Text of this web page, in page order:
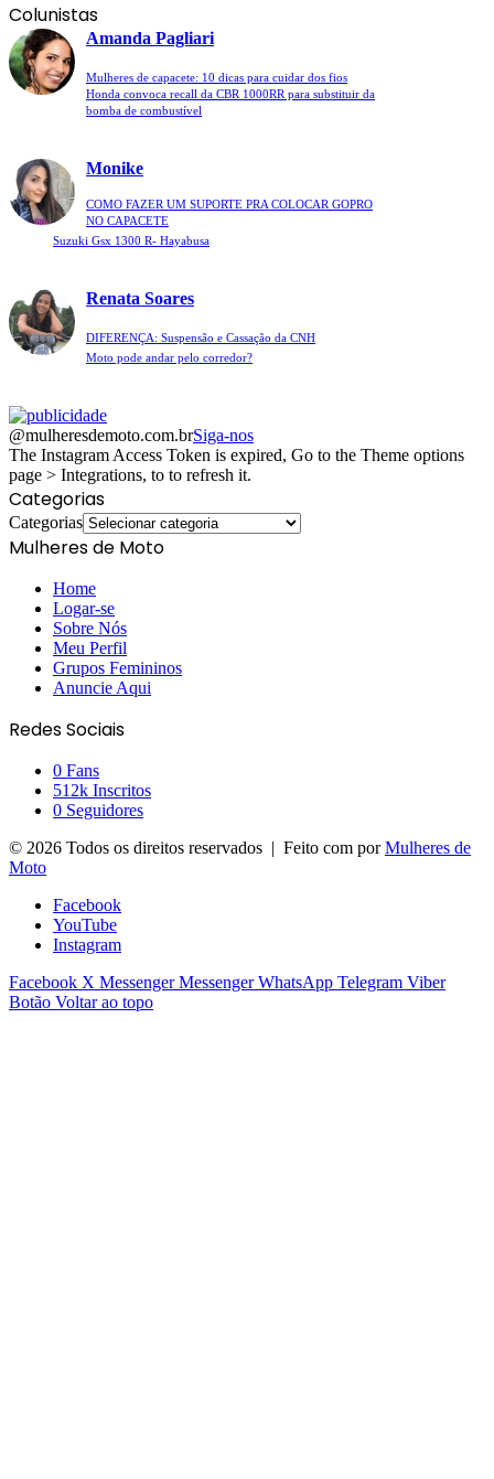
Colunistas
Amanda Pagliari
Mulheres de capacete: 10 dicas para cuidar dos fios
Honda convoca recall da CBR 1000RR para substituir da
bomba de combustível
Monike
COMO FAZER UM SUPORTE PRA COLOCAR GOPRO
NO CAPACETE
Suzuki Gsx 1300 R- Hayabusa
Renata Soares
DIFERENÇA: Suspensão e Cassação da CNH
Moto pode andar pelo corredor?
@mulheresdemoto.com.brSiga-nos
The Instagram Access Token is expired, Go to the Theme options
page > Integrations, to to refresh it.
Categorias
Categorias
Mulheres de Moto
Home
Logar-se
Sobre Nós
Meu Perfil
Grupos Femininos
Anuncie Aqui
Redes Sociais
0 Fans
512k Inscritos
0 Seguidores
© 2026 Todos os direitos reservados | Feito com porMulheres de
Moto
Facebook
YouTube
Instagram
Facebook X Messenger Messenger WhatsApp Telegram Viber
Botão Voltar ao topo